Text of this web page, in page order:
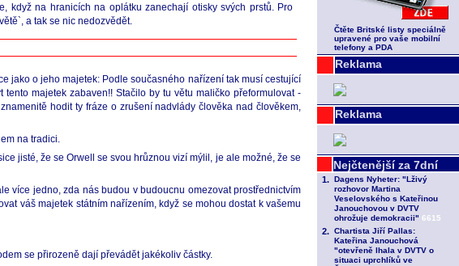
Čtěte Britské listy speciálně
upravené pro vaše mobilní
telefony a PDA
Reklama
Reklama
když na hranicích na oplátku zanechají otisky svých prstů. Pro
a tak se nic nedozvědět.
jako o jeho majetek: Podle současného nařízení tak musí cestující
majetek zabaven!! Stačilo by tu větu maličko přeformulovat -
hodit ty fráze o zrušení nadvlády člověka nad člověkem,
na tradici.
jisté, že se Orwell se svou hrůznou vizí mýlil, je ale možné, že se
více jedno, zda nás budou v budoucnu omezovat prostřednictvím
váš majetek státním nařízením, když se mohou dostat k vašemu
se přirozeně dají převádět jakékoliv částky.